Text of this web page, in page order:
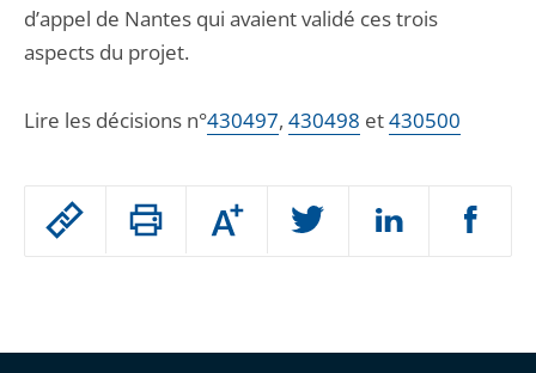
Passer
Augmenter
ou
d’appel de Nantes qui avaient validé ces trois
aspects du projet.
Lire les décisions n°430497, 430498 et430500